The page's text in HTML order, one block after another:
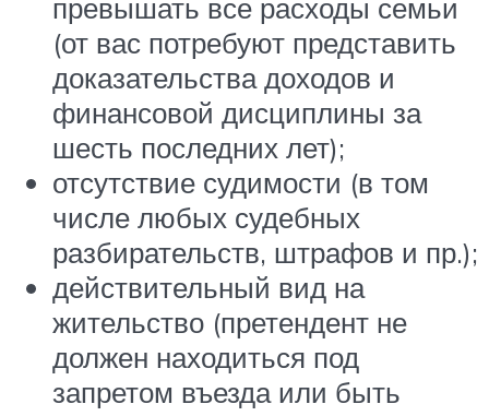
превышать все расходы семьи
(от вас потребуют представить
доказательства доходов и
финансовой дисциплины за
шесть последних лет);
отсутствие судимости (в том
числе любых судебных
разбирательств, штрафов и пр.);
действительный вид на
жительство (претендент не
должен находиться под
запретом въезда или быть